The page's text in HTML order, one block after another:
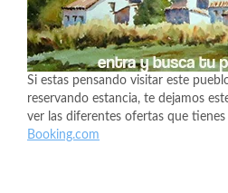
Si estas pensando visitar este
reservando estancia, te dejamos
ver las diferentes ofertas que tienes
Booking.com